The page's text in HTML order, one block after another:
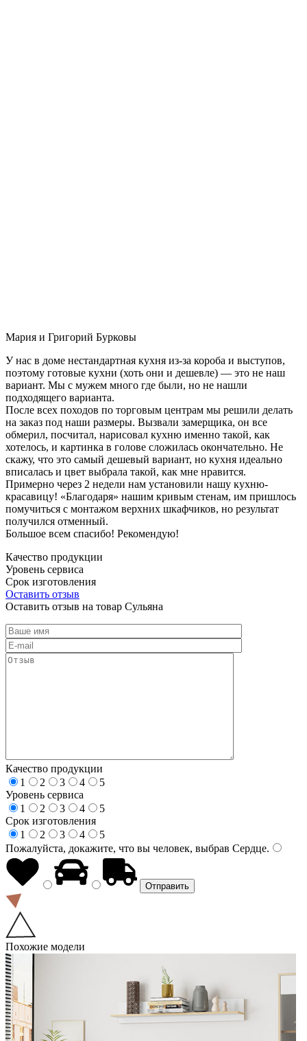
Мария и Григорий Бурковы
У нас в доме нестандартная кухня из-за короба и выступов,
поэтому готовые кухни (хоть они и дешевле) — это не наш
вариант. Мы с мужем много где были, но не нашли
подходящего варианта.
После всех походов по торговым центрам мы решили делать
на заказ под наши размеры. Вызвали замерщика, он все
обмерил, посчитал, нарисовал кухню именно такой, как
хотелось, и картинка в голове сложилась окончательно. Не
скажу, что это самый дешевый вариант, но кухня идеально
вписалась и цвет выбрала такой, как мне нравится.
Примерно через 2 недели нам установили нашу кухню-
красавицу! «Благодаря» нашим кривым стенам, им пришлось
помучиться с монтажом верхних шкафчиков, но результат
получился отменный.
Большое всем спасибо! Рекомендую!
Качество продукции
Уровень сервиса
Срок изготовления
Оставить отзыв
Оставить отзыв на товар Сульяна
Качество продукции
1
2 3 4
5
Уровень сервиса
1
2 3 4
5
Срок изготовления
1
2 3 4
5
Пожалуйста, докажите, что вы человек, выбрав Сердце.
Похожие модели